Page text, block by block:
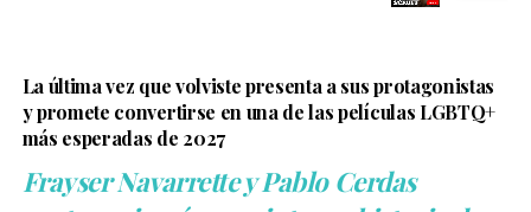
La última vez que volviste presenta a sus protagonistas
y promete convertirse en una de las películas LGBTQ+
más esperadas de 2027
Frayser Navarrette y Pablo Cerdas